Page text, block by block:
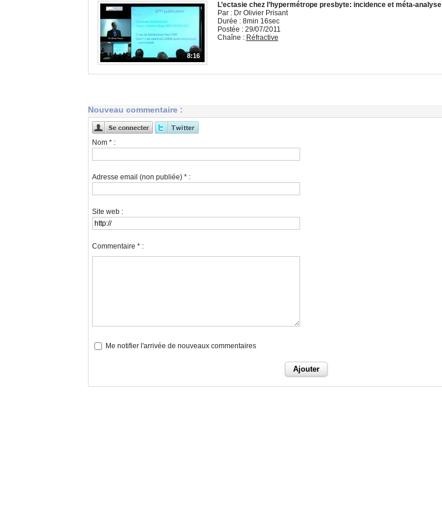
8:16
L’ectasie chez l’hypermétrope presbyte: incidence et méta-analyse
Par : Dr Olivier Prisant
Durée : 8min 16sec
Postée : 29/07/2011
Chaîne : Réfractive
Nouveau commentaire :
Nom * :
Adresse email (non publiée) * :
Site web :
Commentaire * :
Me notifier l'arrivée de nouveaux commentaires